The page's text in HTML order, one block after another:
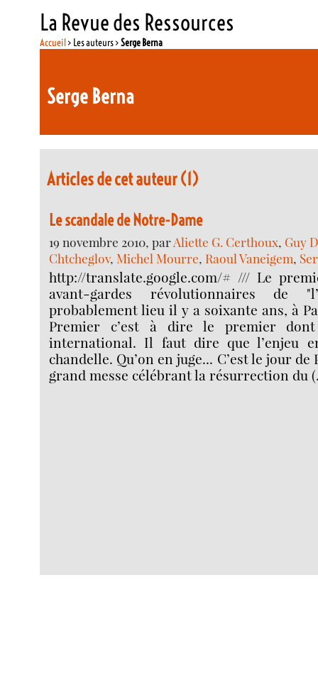
La Revue des Ressources
Accueil> Les auteurs >Serge Berna
Serge Berna
Articles de cet auteur (1)
Le scandale de Notre-Dame
19 novembre 2010, parAliette G. Certhoux, Guy
Chtcheglov,Michel Mourre, Raoul Vaneigem,
http://translate.google.com/# /// Le
avant-gardes révolutionnaires de
probablement lieu il y a soixante ans, à
Premier c’est à dire le premier dont
international. Il faut dire que l’enjeu
chandelle. Qu’on en juge... C’est le jour de
grand messe célébrant la résurrection du